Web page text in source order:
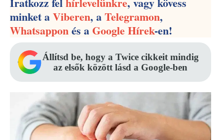
minket aViberen, aTelegramon,
Whatsapponés aGoogle Hírek-en!
Állítsd be, hogy a Twice cikkeit mindig
az elsők között lásd a Google-ben